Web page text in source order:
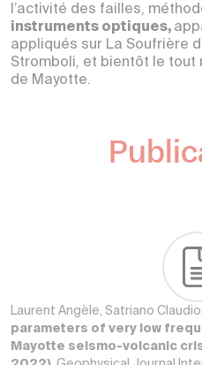
l’activité des failles,
instruments optiques,
appliqués sur La Soufrière
Stromboli, et bientôt le tout
de Mayotte.
Laurent Angèle, Satriano
parameters of very low
Mayotte seismo-volcanic